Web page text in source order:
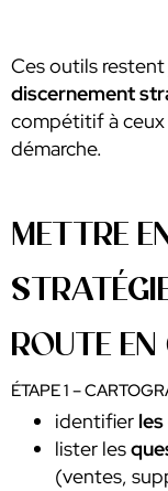
Ces outils
discernement
compétitif à
démarche.
METTRE
ROUTE
ÉTAPE 1 –
identifier
lister les
(ventes,